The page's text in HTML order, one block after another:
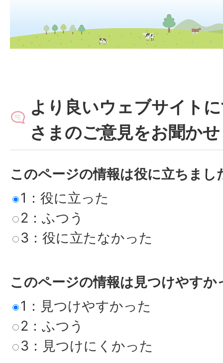
より良いウェブサイト
さまのご意見をお聞か
このページの情報は役に立ちまし
1：役に立った
2：ふつう
3：役に立たなかった
このページの情報は見つけやすか
1：見つけやすかった
2：ふつう
3：見つけにくかった